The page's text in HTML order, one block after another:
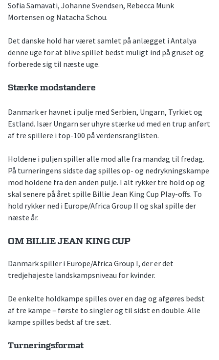
Sofia Samavati, Johanne Svendsen, Rebecca Munk
Mortensen og Natacha Schou.
Det danske hold har været samlet på anlægget i Antalya
denne uge for at blive spillet bedst muligt ind på gruset og
forberede sig til næste uge.
Stærke modstandere
Danmark er havnet i pulje med Serbien, Ungarn, Tyrkiet og
Estland. Især Ungarn ser uhyre stærke ud med en trup anført
af tre spillere i top-100 på verdensranglisten.
Holdene i puljen spiller alle mod alle fra mandag til fredag.
På turneringens sidste dag spilles op- og nedrykningskampe
mod holdene fra den anden pulje. I alt rykker tre hold op og
skal senere på året spille Billie Jean King Cup Play-offs. To
hold rykker ned i Europe/Africa Group II og skal spille der
næste år.
OM BILLIE JEAN KING CUP
Danmark spiller i Europe/Africa Group I, der er det
tredjehøjeste landskampsniveau for kvinder.
De enkelte holdkampe spilles over en dag og afgøres bedst
af tre kampe – første to singler og til sidst en double. Alle
kampe spilles bedst af tre sæt.
Turneringsformat